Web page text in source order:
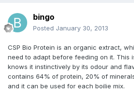
bingo
Posted January 30, 2013
CSP Bio Protein is an organic extract,
need to adapt before feeding on it. This
knows it instinctively by its odour and
contains 64% of protein, 20% of
and it can be used for each boilie mix.